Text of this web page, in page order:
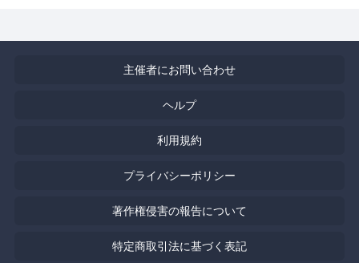
主催者にお問い合わせ
ヘルプ
利用規約
プライバシーポリシー
著作権侵害の報告について
特定商取引法に基づく表記